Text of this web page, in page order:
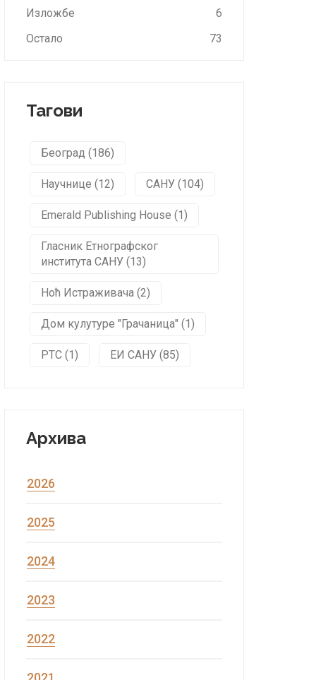
Изложбе
6
Остало
73
Тагови
Београд (186)
Научнице (12) САНУ (104)
Emerald Publishing House (1)
Гласник Етнографског
института САНУ (13)
Ноћ Истраживача (2)
Дом кулутуре "Грачаница" (1)
РТС (1) ЕИ САНУ (85)
Архива
2026
2025
2024
2023
2022